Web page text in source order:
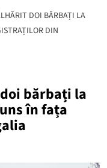
DOI BĂRBAȚI LA
DIN
bărbați la
în fața